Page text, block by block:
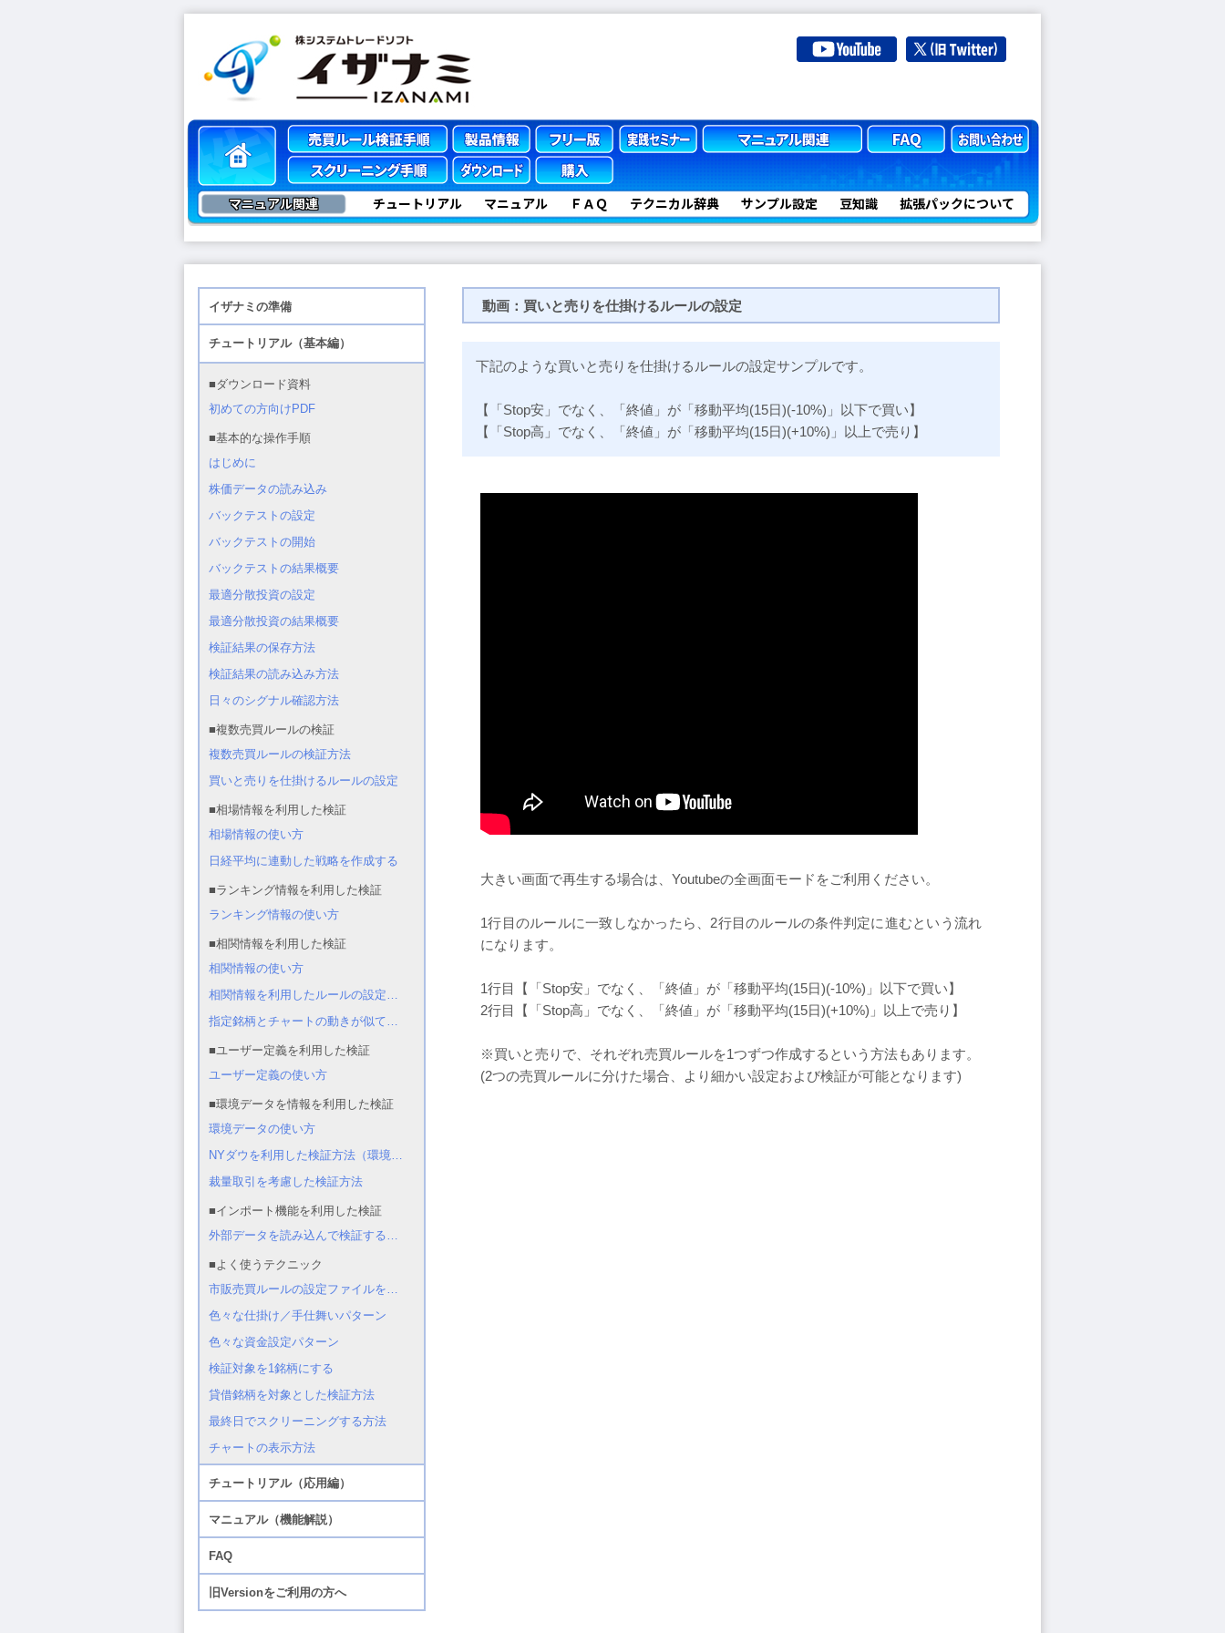
マニュアル関連 チュートリアル マニュアル ＦＡＱ テクニカル辞典 サンプル設定 豆知識 拡張パックについて
動画：買いと売りを仕掛けるルールの設定
下記のような買いと売りを仕掛けるルールの設定サンプルです。
【「Stop安」でなく、「終値」が「移動平均(15日)(-10%)」以下で買い】
【「Stop高」でなく、「終値」が「移動平均(15日)(+10%)」以上で売り】
大きい画面で再生する場合は、Youtubeの全画面モードをご利用ください。
1行目のルールに一致しなかったら、2行目のルールの条件判定に進むという流れ
になります。
1行目【「Stop安」でなく、「終値」が「移動平均(15日)(-10%)」以下で買い】
2行目【「Stop高」でなく、「終値」が「移動平均(15日)(+10%)」以上で売り】
※買いと売りで、それぞれ売買ルールを1つずつ作成するという方法もあります。
(2つの売買ルールに分けた場合、より細かい設定および検証が可能となります)